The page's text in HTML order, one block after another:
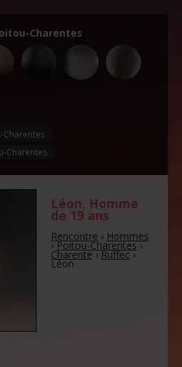
Charentes
Charentes
Charentes
Léon, Homme
de 19 ans
Rencontre › Hommes
›Poitou-Charentes›
Charente›Ruffec›
Léon